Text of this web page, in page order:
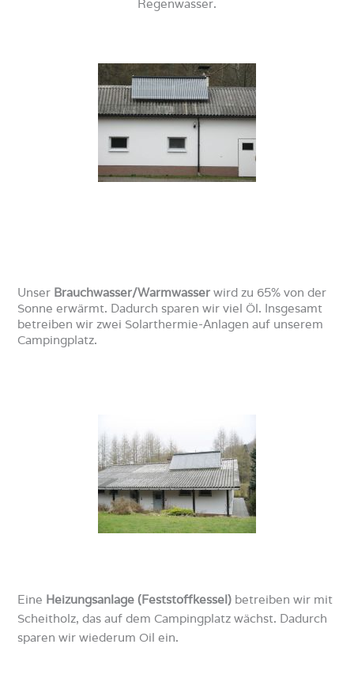
Regenwasser.
Unser Brauchwasser/Warmwasser wird zu 65% von der
Sonne erwärmt. Dadurch sparen wir viel Öl. Insgesamt
betreiben wir zwei Solarthermie-Anlagen auf unserem
Campingplatz.
Eine Heizungsanlage (Feststoffkessel) betreiben wir mit
Scheitholz, das auf dem Campingplatz wächst. Dadurch
sparen wir wiederum Oil ein.